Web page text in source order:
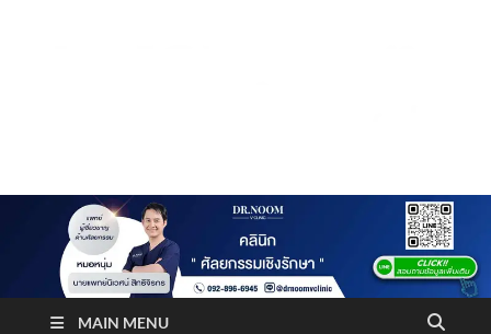
Truststoreonline
MAIN MENU